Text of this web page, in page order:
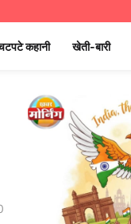
कहानी खेती-बारी